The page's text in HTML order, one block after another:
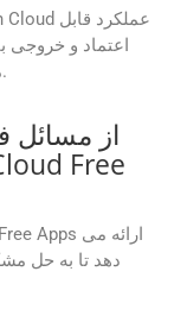
اعتماد و خروجی
می دهند و تجربه یکپارچه را تضمین می کنند.
Free
دهد تا به حل